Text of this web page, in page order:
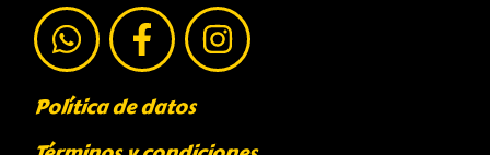
Política de datos